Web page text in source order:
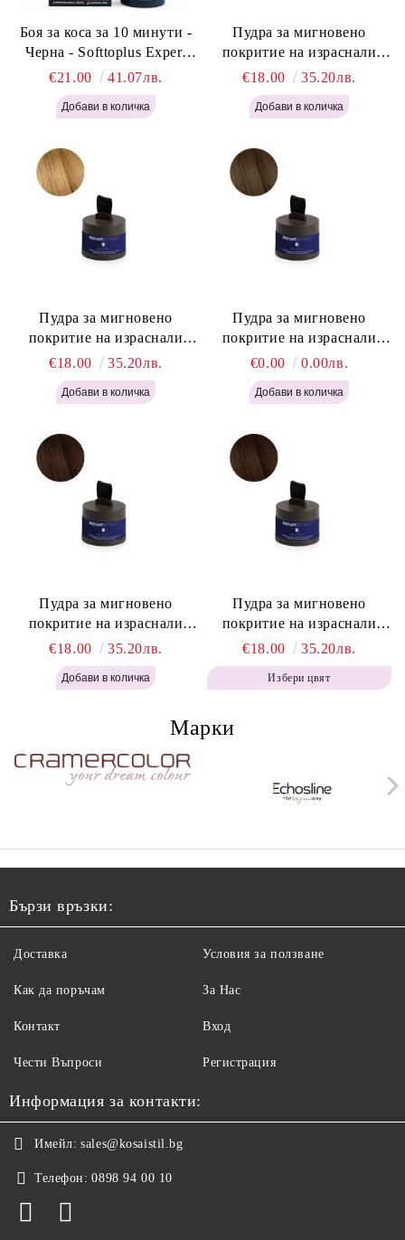
Боя за коса за 10 минути -
Черна - Softtoplus Expert
Woman Black 400мл
€21.00 41.07лв.
Пудра за мигновено
покритие на израснали
корени Светло Русо - Labor
Pro Instant Retouch Powder -
Light Blonde H646
€18.00 35.20лв.
Пудра за мигновено
покритие на израснали
корени Русо - Labor Pro
Instant Retouch Powder -
Blonde H645
€18.00 35.20лв.
Пудра за мигновено
покритие на израснали
корени Светло Кафяво -
Labor Pro Instant Retouch
Powder - Light Brown H644
€0.00 0.00лв.
Пудра за мигновено
покритие на израснали
корени Топло Кафяво -
Labor Pro Instant Retouch
Powder - Warm Brown H643
€18.00 35.20лв.
Пудра за мигновено
покритие на израснали
корени Кафяво - Labor Pro
Instant Retouch Powder -
Brown H642
€18.00 35.20лв.
Избери цвят
Марки
Бързи връзки:
Доставка
Как да поръчам
Контакт
Чести Въпроси
Условия за ползване
За Нас
Вход
Регистрация
Информация за контакти:
Имейл: sales@kosaistil.bg
Телефон: 0898 94 00 10